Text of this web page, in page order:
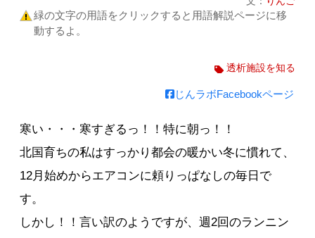
緑の文字の用語をクリックすると用語解説ページに移
動するよ。
透析施設を知る
じんラボFacebookページ
寒い・・・寒すぎるっ！！特に朝っ！！
北国育ちの私はすっかり都会の暖かい冬に慣れて、
12月始めからエアコンに頼りっぱなしの毎日で
す。
しかし！！言い訳のようですが、週2回のランニン